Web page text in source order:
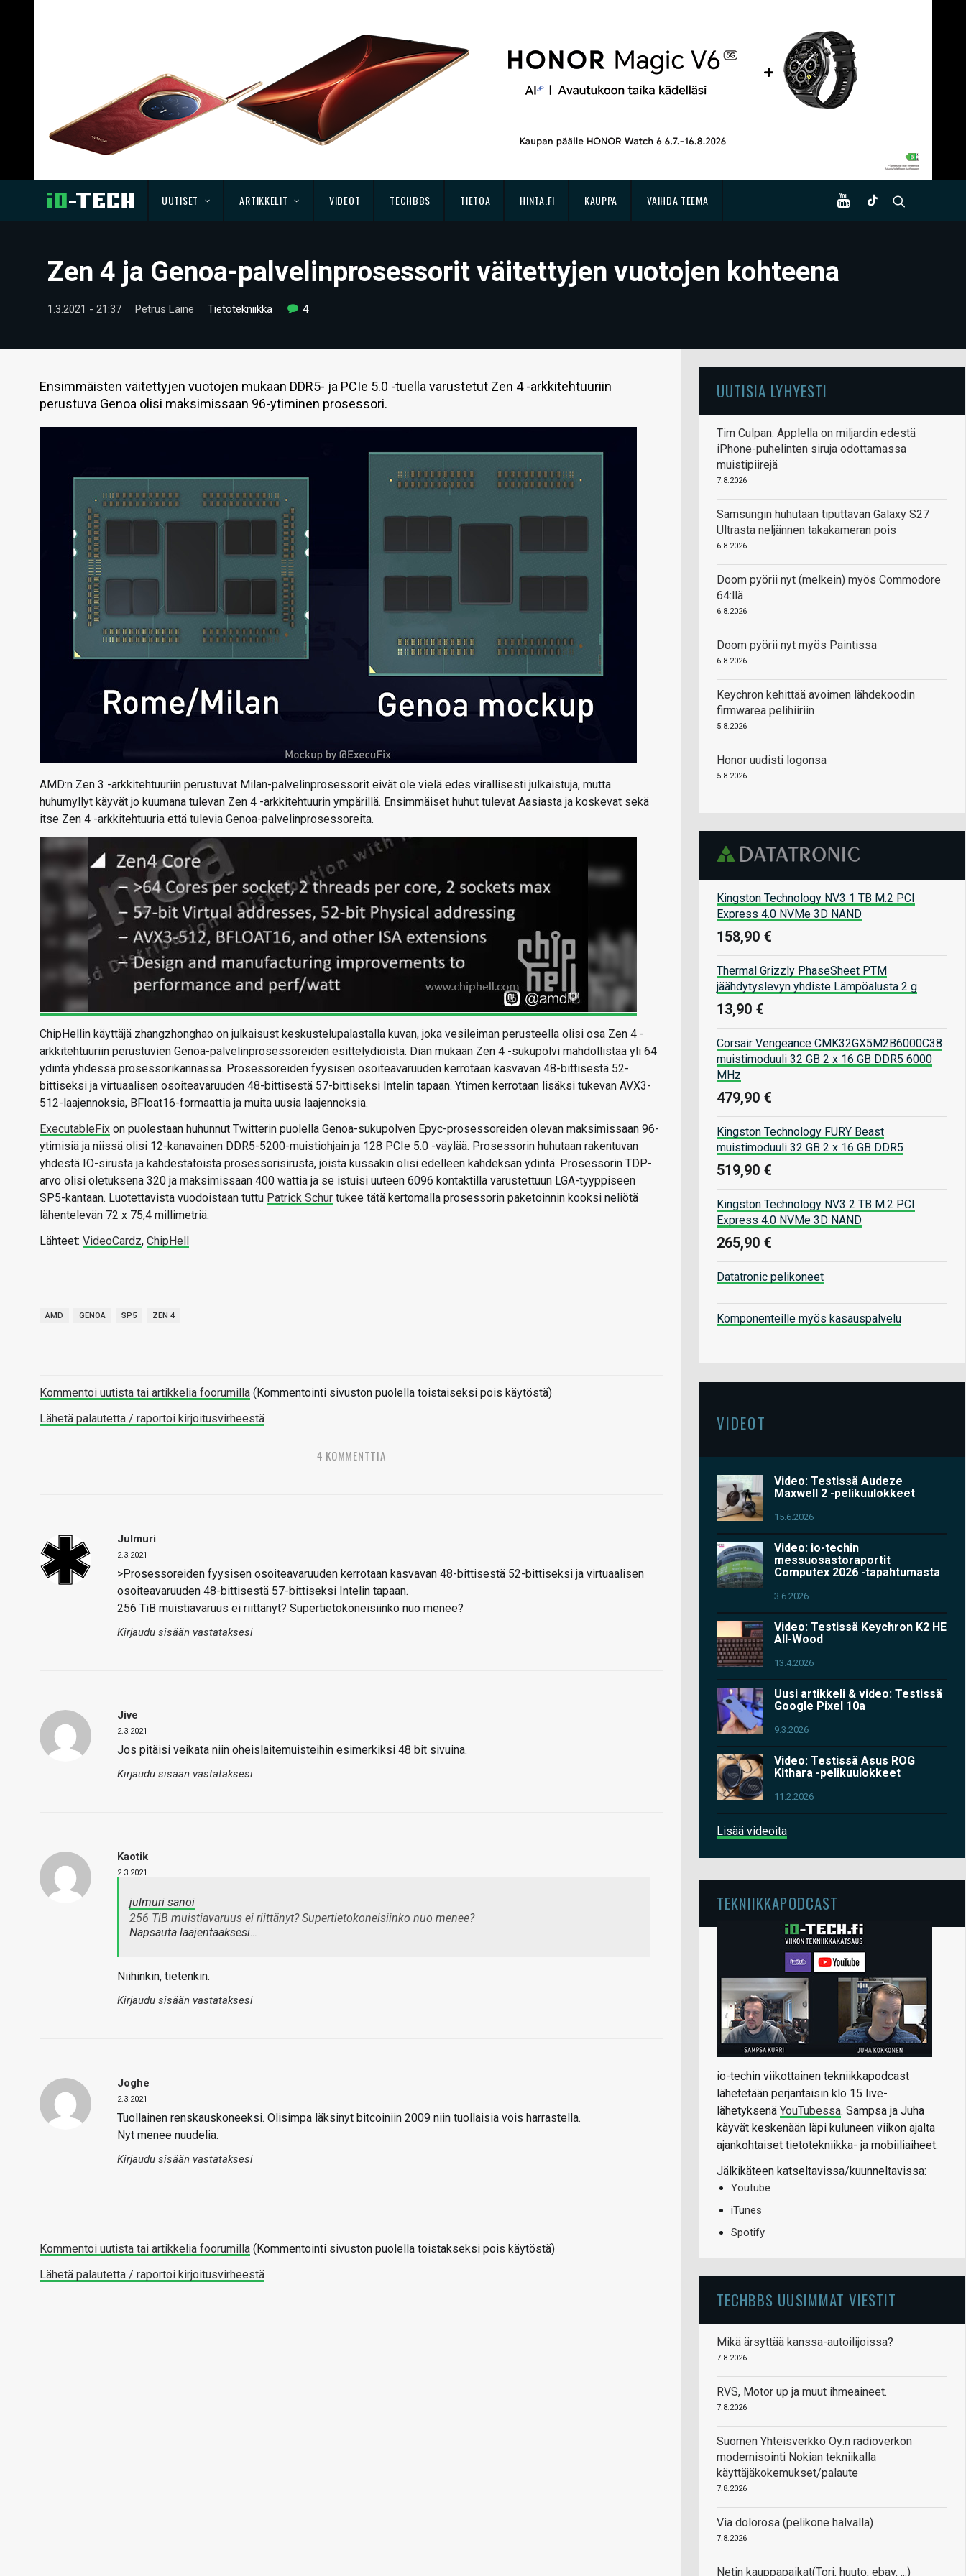
UUTISET ARTIKKELIT VIDEOT TECHBBS TIETOA HINTA.FI KAUPPA VAIHDA TEEMA
Zen 4 ja Genoa-palvelinprosessorit väitettyjen vuotojen kohteena
1.3.2021 - 21:37 Petrus Laine Tietotekniikka 4
Ensimmäisten väitettyjen vuotojen mukaan DDR5- ja PCIe 5.0 -tuella varustetut Zen 4 -arkkitehtuuriin
perustuva Genoa olisi maksimissaan 96-ytiminen prosessori.
AMD:n Zen 3 -arkkitehtuuriin perustuvat Milan-palvelinprosessorit eivät ole vielä edes virallisesti julkaistuja, mutta
huhumyllyt käyvät jo kuumana tulevan Zen 4 -arkkitehtuurin ympärillä. Ensimmäiset huhut tulevat Aasiasta ja koskevat sekä
itse Zen 4 -arkkitehtuuria että tulevia Genoa-palvelinprosessoreita.
ChipHellin käyttäjä zhangzhonghao on julkaisust keskustelupalastalla kuvan, joka vesileiman perusteella olisi osa Zen 4 -
arkkitehtuuriin perustuvien Genoa-palvelinprosessoreiden esittelydioista. Dian mukaan Zen 4 -sukupolvi mahdollistaa yli 64
ydintä yhdessä prosessorikannassa. Prosessoreiden fyysisen osoiteavaruuden kerrotaan kasvavan 48-bittisestä 52-
bittiseksi ja virtuaalisen osoiteavaruuden 48-bittisestä 57-bittiseksi Intelin tapaan. Ytimen kerrotaan lisäksi tukevan AVX3-
512-laajennoksia, BFloat16-formaattia ja muita uusia laajennoksia.
ExecutableFix on puolestaan huhunnut Twitterin puolella Genoa-sukupolven Epyc-prosessoreiden olevan maksimissaan 96-
ytimisiä ja niissä olisi 12-kanavainen DDR5-5200-muistiohjain ja 128 PCIe 5.0 -väylää. Prosessorin huhutaan rakentuvan
yhdestä IO-sirusta ja kahdestatoista prosessorisirusta, joista kussakin olisi edelleen kahdeksan ydintä. Prosessorin TDP-
arvo olisi oletuksena 320 ja maksimissaan 400 wattia ja se istuisi uuteen 6096 kontaktilla varustettuun LGA-tyyppiseen
SP5-kantaan. Luotettavista vuodoistaan tuttu Patrick Schur tukee tätä kertomalla prosessorin paketoinnin kooksi neliötä
lähentelevän 72 x 75,4 millimetriä.
Lähteet: VideoCardz, ChipHell
AMD GENOA SP5 ZEN 4
Kommentoi uutista tai artikkelia foorumilla (Kommentointi sivuston puolella toistaiseksi pois käytöstä)
Lähetä palautetta / raportoi kirjoitusvirheestä
4 KOMMENTTIA
Julmuri
2.3.2021
>Prosessoreiden fyysisen osoiteavaruuden kerrotaan kasvavan 48-bittisestä 52-bittiseksi ja virtuaalisen
osoiteavaruuden 48-bittisestä 57-bittiseksi Intelin tapaan.
256 TiB muistiavaruus ei riittänyt? Supertietokoneisiinko nuo menee?
Kirjaudu sisään vastataksesi
Jive
2.3.2021
Jos pitäisi veikata niin oheislaitemuisteihin esimerkiksi 48 bit sivuina.
Kirjaudu sisään vastataksesi
Kaotik
2.3.2021
julmuri sanoi
256 TiB muistiavaruus ei riittänyt? Supertietokoneisiinko nuo menee?
Napsauta laajentaaksesi…
Niihinkin, tietenkin.
Kirjaudu sisään vastataksesi
Joghe
2.3.2021
Tuollainen renskauskoneeksi. Olisimpa läksinyt bitcoiniin 2009 niin tuollaisia vois harrastella.
Nyt menee nuudelia.
Kirjaudu sisään vastataksesi
Kommentoi uutista tai artikkelia foorumilla (Kommentointi sivuston puolella toistakseksi pois käytöstä)
Lähetä palautetta / raportoi kirjoitusvirheestä
UUTISIA LYHYESTI
Tim Culpan: Applella on miljardin edestä
iPhone-puhelinten siruja odottamassa
muistipiirejä
7.8.2026
Samsungin huhutaan tiputtavan Galaxy S27
Ultrasta neljännen takakameran pois
6.8.2026
Doom pyörii nyt (melkein) myös Commodore
64:llä
6.8.2026
Doom pyörii nyt myös Paintissa
6.8.2026
Keychron kehittää avoimen lähdekoodin
firmwarea pelihiiriin
5.8.2026
Honor uudisti logonsa
5.8.2026
Kingston Technology NV3 1 TB M.2 PCI
Express 4.0 NVMe 3D NAND
158,90 €
Thermal Grizzly PhaseSheet PTM
jäähdytyslevyn yhdiste Lämpöalusta 2 g
13,90 €
Corsair Vengeance CMK32GX5M2B6000C38
muistimoduuli 32 GB 2 x 16 GB DDR5 6000
MHz
479,90 €
Kingston Technology FURY Beast
muistimoduuli 32 GB 2 x 16 GB DDR5
519,90 €
Kingston Technology NV3 2 TB M.2 PCI
Express 4.0 NVMe 3D NAND
265,90 €
Datatronic pelikoneet
Komponenteille myös kasauspalvelu
VIDEOT
Video: Testissä Audeze
Maxwell 2 -pelikuulokkeet
15.6.2026
Video: io-techin
messuosastoraportit
Computex 2026 -tapahtumasta
3.6.2026
Video: Testissä Keychron K2 HE
All-Wood
13.4.2026
Uusi artikkeli & video: Testissä
Google Pixel 10a
9.3.2026
Video: Testissä Asus ROG
Kithara -pelikuulokkeet
11.2.2026
Lisää videoita
TEKNIIKKAPODCAST
io-techin viikottainen tekniikkapodcast
lähetetään perjantaisin klo 15 live-
lähetyksenä YouTubessa. Sampsa ja Juha
käyvät keskenään läpi kuluneen viikon ajalta
ajankohtaiset tietotekniikka- ja mobiiliaiheet.
Jälkikäteen katseltavissa/kuunneltavissa:
Youtube
iTunes
Spotify
TECHBBS UUSIMMAT VIESTIT
Mikä ärsyttää kanssa-autoilijoissa?
7.8.2026
RVS, Motor up ja muut ihmeaineet.
7.8.2026
Suomen Yhteisverkko Oy:n radioverkon
modernisointi Nokian tekniikalla
käyttäjäkokemukset/palaute
7.8.2026
Via dolorosa (pelikone halvalla)
7.8.2026
Netin kauppapaikat(Tori, huuto, ebay, ...)